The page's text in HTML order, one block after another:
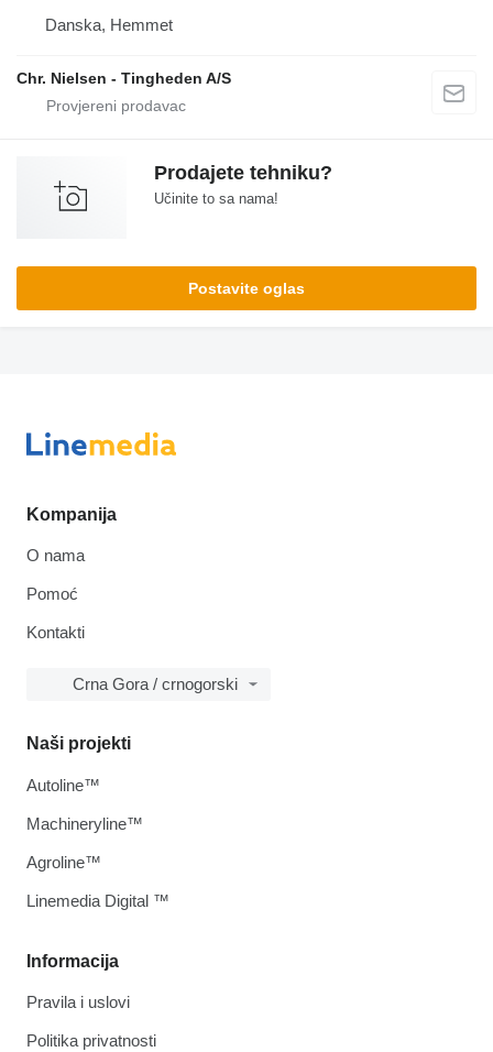
Danska, Hemmet
Chr. Nielsen - Tingheden A/S
Prodajete tehniku?
Učinite to sa nama!
Postavite oglas
Kompanija
O nama
Pomoć
Kontakti
Crna Gora / crnogorski
Informacija
Pravila i uslovi
Politika privatnosti
Naši projekti
Autoline™
Machineryline™
Agroline™
Linemedia Digital ™